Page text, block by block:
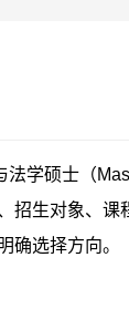
学硕士（
生对象、课
确选择方向。